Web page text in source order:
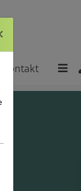
Kontakt